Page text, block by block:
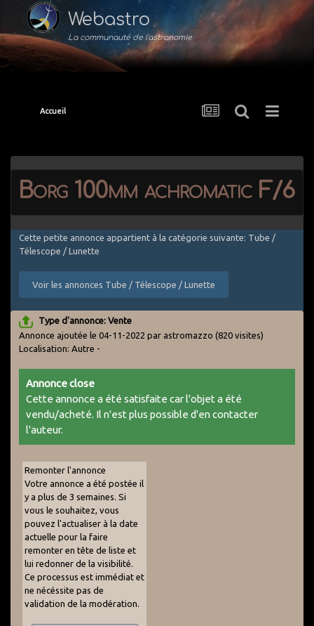
Webastro
La communauté de l'astronomie
Accueil
Borg 100mm achromatic F/6
Cette petite annonce appartient à la catégorie suivante: Tube /
Télescope / Lunette
Voir les annonces Tube / Télescope / Lunette
Type d'annonce: Vente
Annonce ajoutée le 04-11-2022 par astromazzo (820 visites)
Localisation: Autre -
Annonce close
Cette annonce a été satisfaite car l'objet a été
vendu/acheté. Il n'est plus possible d'en contacter
l'auteur.
Remonter l'annonce
Votre annonce a été postée il
y a plus de 3 semaines. Si
vous le souhaitez, vous
pouvez l'actualiser à la date
actuelle pour la faire
remonter en tête de liste et
lui redonner de la visibilité.
Ce processus est immédiat et
ne nécéssite pas de
validation de la modération.